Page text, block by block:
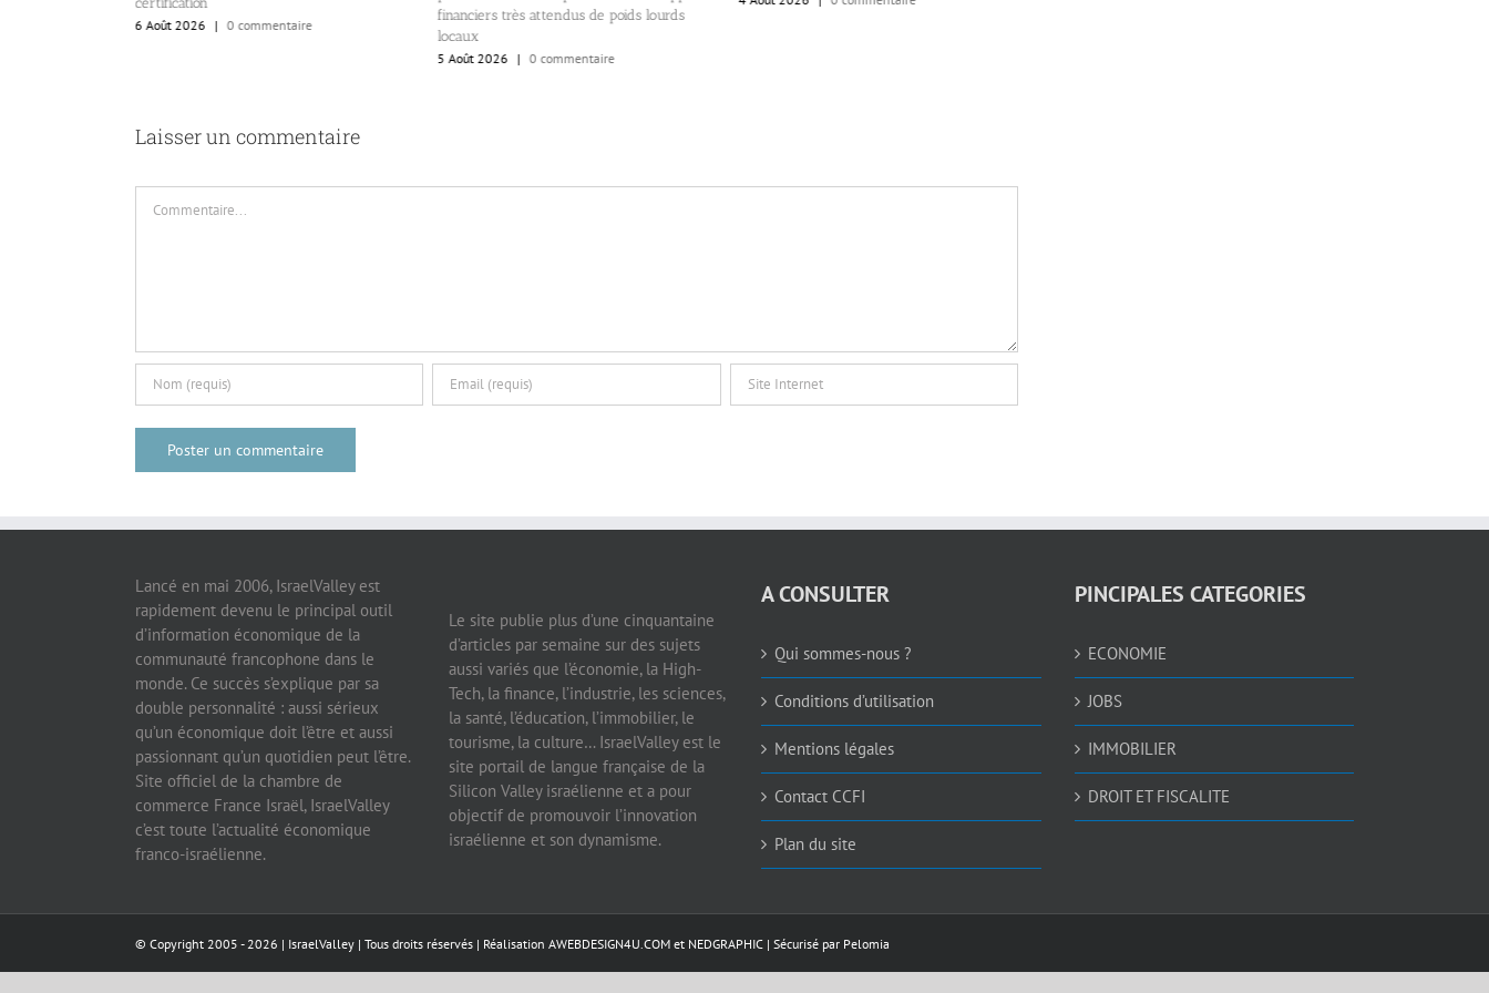
6 Août 2026 | 0 commentaire
financiers très attendus de poids lourds
locaux
5 Août 2026 | 0 commentaire
Laisser un commentaire
Lancé en mai 2006, IsraelValley est
rapidement devenu le principal outil
d’information économique de la
communauté francophone dans le
monde. Ce succès s’explique par sa
double personnalité : aussi sérieux
qu’un économique doit l’être et aussi
passionnant qu’un quotidien peut l’être.
Site officiel de la chambre de
commerce France Israël, IsraelValley
c’est toute l’actualité économique
franco-israélienne.
Le site publie plus d’une cinquantaine
d’articles par semaine sur des sujets
aussi variés que l’économie, la High-
Tech, la finance, l’industrie, les sciences,
la santé, l’éducation, l’immobilier, le
tourisme, la culture… IsraelValley est le
site portail de langue française de la
Silicon Valley israélienne et a pour
objectif de promouvoir l’innovation
israélienne et son dynamisme.
A CONSULTER
Qui sommes-nous ?
Conditions d’utilisation
Mentions légales
Contact CCFI
Plan du site
PINCIPALES CATEGORIES
ECONOMIE
JOBS
IMMOBILIER
DROIT ET FISCALITE
© Copyright 2005 - 2026 | IsraelValley | Tous droits réservés | Réalisation AWEBDESIGN4U.COM et NEDGRAPHIC | Sécurisé par Pelomia